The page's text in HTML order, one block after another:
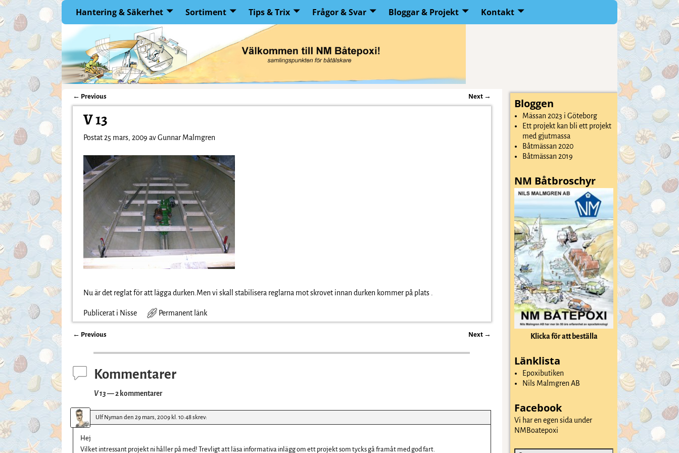
Hantering & Säkerhet Sortiment Tips & Trix Frågor & Svar Bloggar & Projekt Kontakt
Inläggsnavigering
← Previous Next →
V 13
Postat 25 mars, 2009 avGunnar Malmgren
Nu är det reglat för att lägga durken.Men vi skall stabilisera reglarna mot skrovet innan durken kommer på plats .
Publicerat i Nisse Permanent länk
← Previous Next →
Kommentarer
V 13— 2 kommentarer
Ulf Nyman den 29 mars, 2009 kl. 10:48skrev:
Hej
Vilket intressant projekt ni håller på med! Trevligt att läsa informativa inlägg om ett projekt som tycks gå framåt med god fart.
Bloggen
Mässan 2023 i Göteborg
Ett projekt kan bli ett projekt
med gjutmassa
Båtmässan 2020
Båtmässan 2019
NM Båtbroschyr
Klicka för att beställa
Länklista
Epoxibutiken
Nils Malmgren AB
Facebook
Vi har en egen sida under
NMBoatepoxi